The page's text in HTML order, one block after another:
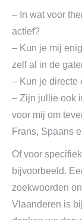
– In wat voor
actief?
– Kun je mij
zelf al in de
– Kun je directe
– Zijn jullie ook
voor mij om
Frans, Spaans
Of voor
bijvoorbeeld.
zoekwoorden
Vlaanderen is